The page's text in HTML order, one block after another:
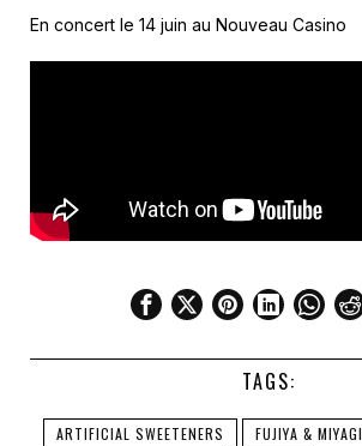
En concert le 14 juin au Nouveau Casino
TAGS:
ARTIFICIAL SWEETENERS FUJIYA & MIYAGI